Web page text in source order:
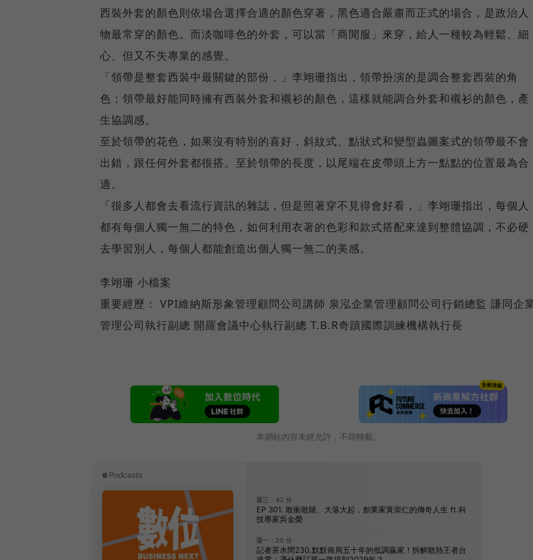
西裝外套的顏色則依場合選擇合適的顏色穿著，黑色適合嚴肅而正式的場合，是政治人
物最常穿的顏色。而淡咖啡色的外套，可以當「商閒服」來穿，給人一種較為輕鬆、細
心、但又不失專業的感覺。
「領帶是整套西裝中最關鍵的部份，」李翊珊指出，領帶扮演的是調合整套西裝的角
色；領帶最好能同時擁有西裝外套和襯衫的顏色，這樣就能調合外套和襯衫的顏色，產
生協調感。
至於領帶的花色，如果沒有特別的喜好，斜紋式、點狀式和變型蟲圖案式的領帶最不會
出錯，跟任何外套都很搭。至於領帶的長度，以尾端在皮帶頭上方一點點的位置最為合
適。
「很多人都會去看流行資訊的雜誌，但是照著穿不見得會好看，」李翊珊指出，每個人
都有每個人獨一無二的特色，如何利用衣著的色彩和款式搭配來達到整體協調，不必硬
去學習別人，每個人都能創造出個人獨一無二的美感。
李翊珊 小檔案
重要經歷： VPI維納斯形象管理顧問公司講師 泉泓企業管理顧問公司行銷總監 謙同企
管理公司執行副總 開羅會議中心執行副總 T.B.R奇蹟國際訓練機構執行長
本網站內容未經允許，不得轉載。